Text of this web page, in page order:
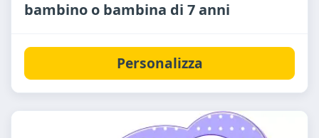
bambino o bambina di 7 anni
Personalizza